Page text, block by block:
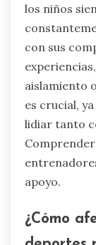
los niños
con sus
aislamiento
es crucial,
lidiar tanto
apoyo.
¿Cómo